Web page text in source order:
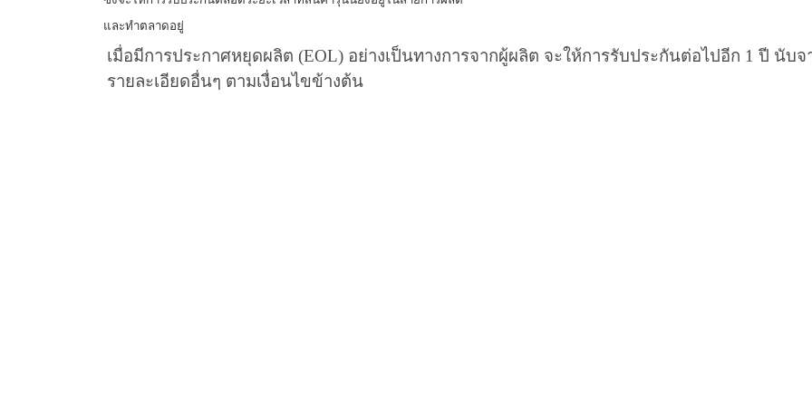
และทำตลาดอยู่
เมื่อมีการประกาศหยุดผลิต (EOL) อย่างเป็นทางการจากผู้ผลิต จะให้การรับประกันต่อไปอีก 1 ปี นับจ
รายละเอียดอื่นๆ ตามเงื่อนไขข้างต้น